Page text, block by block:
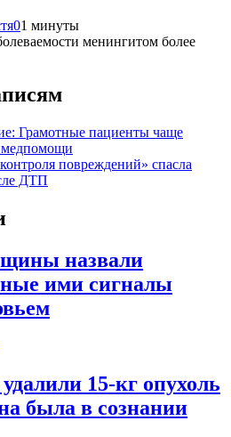
01 минуты
менингитом более
Грамотные пациенты чаще
медпомощи
повреждений» спасла
ДТП
назвали
ими сигналы
15-кг опухоль
была в сознании